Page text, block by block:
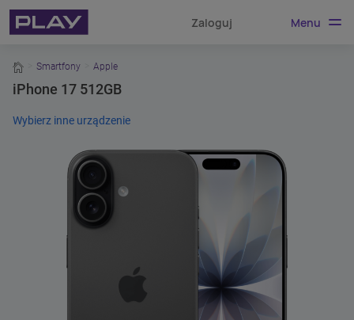
Zaloguj Menu
home
Smartfony Apple
iPhone 17 512GB
Wybierz inne urządzenie